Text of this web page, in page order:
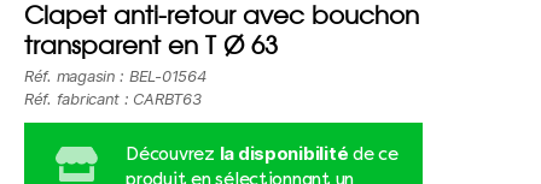
Clapet anti-retour avec bouchon
transparent en T Ø 63
Réf. magasin : BEL-01564
Réf. fabricant : CARBT63
Découvrez la disponibilité de ce
produit en sélectionnant un